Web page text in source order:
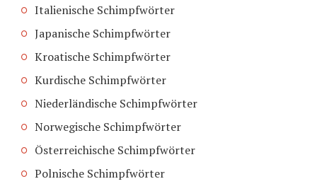
Italienische Schimpfwörter
Japanische Schimpfwörter
Kroatische Schimpfwörter
Kurdische Schimpfwörter
Niederländische Schimpfwörter
Norwegische Schimpfwörter
Österreichische Schimpfwörter
Polnische Schimpfwörter